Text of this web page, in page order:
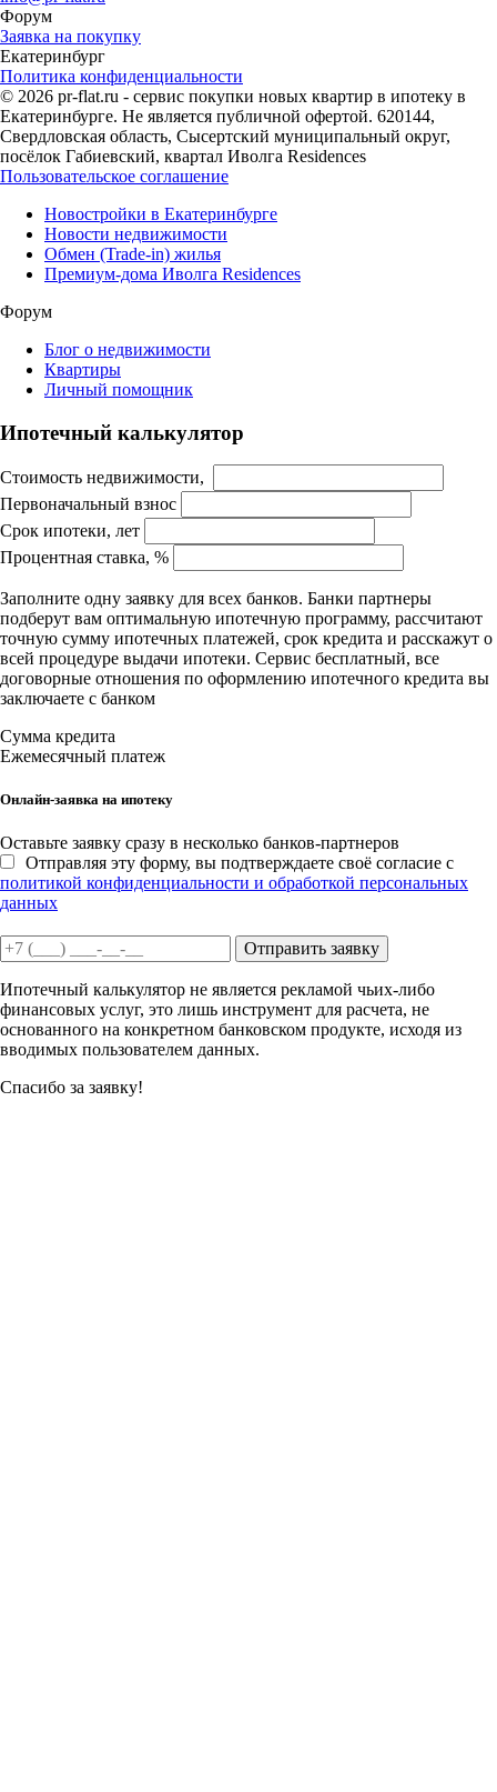
Форум
Заявка на покупку
Екатеринбург
Политика конфиденциальности
© 2026 pr-flat.ru - сервис покупки новых квартир в ипотеку в
Екатеринбурге. Не является публичной офертой. 620144,
Свердловская область, Сысертский муниципальный округ,
посёлок Габиевский, квартал Иволга Residences
Пользовательское соглашение
Новостройки в Екатеринбурге
Новости недвижимости
Обмен (Trade-in) жилья
Премиум-дома Иволга Residences
Форум
Блог о недвижимости
Квартиры
Личный помощник
Ипотечный калькулятор
Стоимость недвижимости,
Первоначальный взнос
Срок ипотеки, лет
Процентная ставка, %
Заполните одну заявку для всех банков. Банки партнеры
подберут вам оптимальную ипотечную программу, рассчитают
точную сумму ипотечных платежей, срок кредита и расскажут о
всей процедуре выдачи ипотеки. Сервис бесплатный, все
договорные отношения по оформлению ипотечного кредита вы
заключаете с банком
Сумма кредита
Ежемесячный платеж
Онлайн-заявка на ипотеку
Оставьте заявку сразу в несколько банков-партнеров
Отправляя эту форму, вы подтверждаете своё согласие с
политикой конфиденциальности и обработкой персональных
данных
Отправить заявку
Ипотечный калькулятор не является рекламой чьих-либо
финансовых услуг, это лишь инструмент для расчета, не
основанного на конкретном банковском продукте, исходя из
вводимых пользователем данных.
Спасибо за заявку!